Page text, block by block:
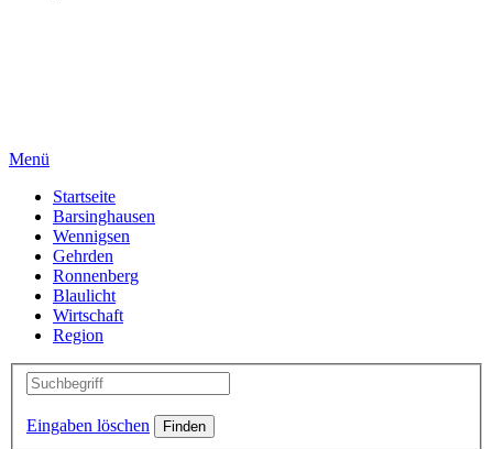
Menü
Startseite
Barsinghausen
Wennigsen
Gehrden
Ronnenberg
Blaulicht
Wirtschaft
Region
Eingaben löschen